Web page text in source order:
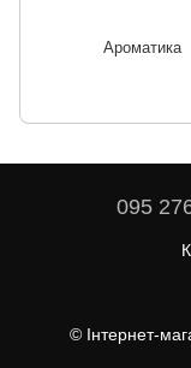
Ароматика
095
© Інтернет-